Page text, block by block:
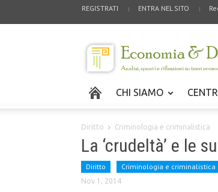
REGISTRATI ENTRA NEL SITO
CHI SIAMO
Diritto Criminologia e criminalistica
La ‘crudeltà’ e le
Diritto Criminologia e criminalistica
Nov 1, 2014